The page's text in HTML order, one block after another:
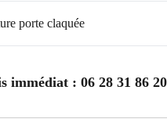
porte claquée
immédiat : 06 28 31 86 20